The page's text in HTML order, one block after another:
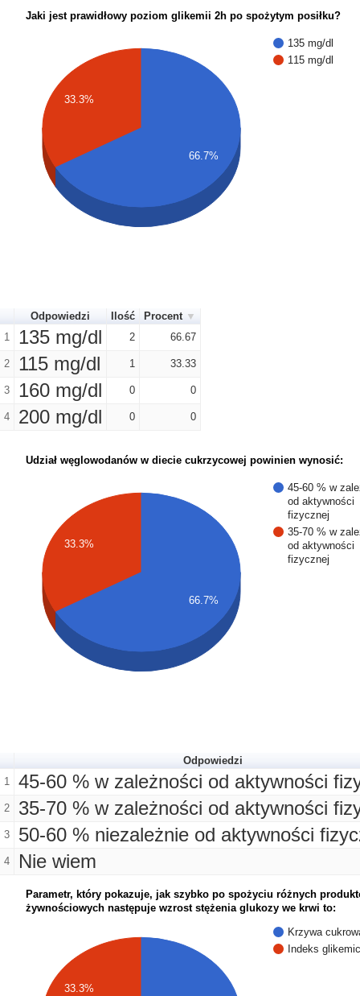
Jaki jest prawidłowy poziom glikemii 2h po spożytym posiłku?
135 mg/dl
115 mg/dl
33.3%
66.7%
Odpowiedzi Ilość
Procent
1
135 mg/dl 2 66.67
2 115 mg/dl 1 33.33
3 160 mg/dl 0 0
4 200 mg/dl 0 0
Udział węglowodanów w diecie cukrzycowej powinien wynosić:
45-60 % w
od aktywności
fizycznej
35-70 % w
od aktywności
fizycznej
33.3%
66.7%
Odpowiedzi
1
45-60 % w zależności od aktywności
2 35-70 % w zależności od aktywności
3 50-60 % niezależnie od aktywności
4 Nie wiem
Parametr, który pokazuje, jak szybko po spożyciu różnych
żywnościowych następuje wzrost stężenia glukozy we krwi to:
Krzywa
Indeks
33.3%